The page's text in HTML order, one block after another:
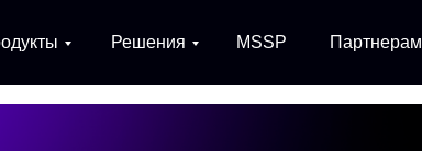
Решения MSSP Партнерам